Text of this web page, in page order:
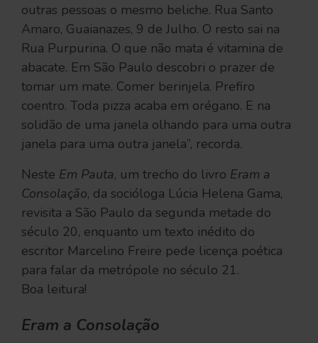
outras pessoas o mesmo beliche. Rua Santo
Amaro, Guaianazes, 9 de Julho. O resto sai na
Rua Purpurina. O que não mata é vitamina de
abacate. Em São Paulo descobri o prazer de
tomar um mate. Comer berinjela. Prefiro
coentro. Toda pizza acaba em orégano. E na
solidão de uma janela olhando para uma outra
janela para uma outra janela”, recorda.
Neste Em Pauta, um trecho do livro Eram a
Consolação, da socióloga Lúcia Helena Gama,
revisita a São Paulo da segunda metade do
século 20, enquanto um texto inédito do
escritor Marcelino Freire pede licença poética
para falar da metrópole no século 21.
Boa leitura!
Eram a Consolação